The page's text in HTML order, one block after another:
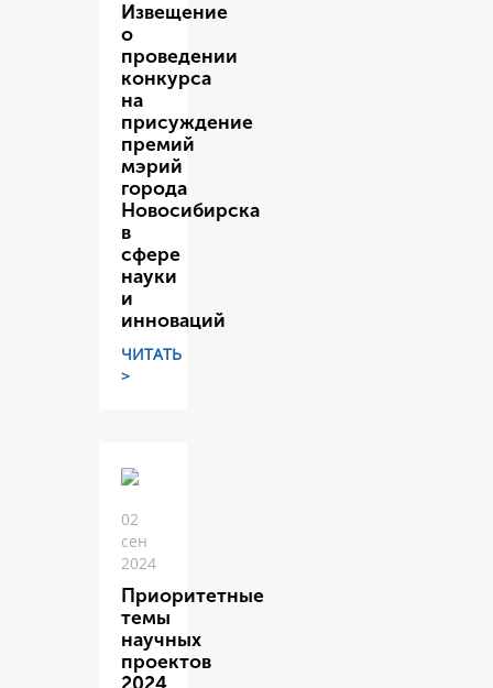
Извещение
о
проведении
конкурса
на
присуждение
премий
мэрий
города
Новосибирска
в
сфере
науки
и
инноваций
ЧИТАТЬ
>
02
сен
2024
Приоритетные
темы
научных
проектов